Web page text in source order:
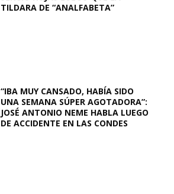
TILDARA DE “ANALFABETA”
“IBA MUY CANSADO, HABÍA SIDO
UNA SEMANA SÚPER AGOTADORA”:
JOSÉ ANTONIO NEME HABLA LUEGO
DE ACCIDENTE EN LAS CONDES